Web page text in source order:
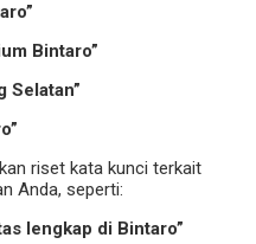
Bintaro”
Selatan”
riset kata kunci terkait
Anda, seperti:
lengkap di Bintaro”